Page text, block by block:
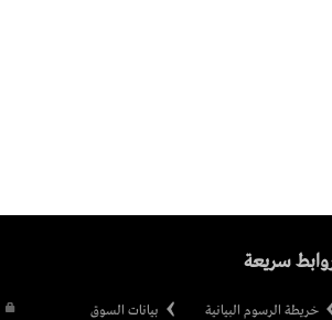
سريعة
خريطة الرسوم البيانية بيانات السوق